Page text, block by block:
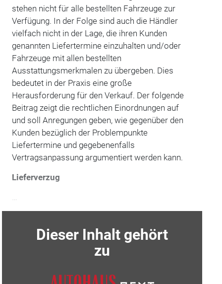
stehen nicht für alle bestellten Fahrzeuge zur
Verfügung. In der Folge sind auch die Händler
vielfach nicht in der Lage, die ihren Kunden
genannten Liefertermine einzuhalten und/oder
Fahrzeuge mit allen bestellten
Ausstattungsmerkmalen zu übergeben. Dies
bedeutet in der Praxis eine große
Herausforderung für den Verkauf. Der folgende
Beitrag zeigt die rechtlichen Einordnungen auf
und soll Anregungen geben, wie gegenüber den
Kunden bezüglich der Problempunkte
Liefertermine und gegebenenfalls
Vertragsanpassung argumentiert werden kann.
Lieferverzug
Dieser Inhalt gehört
zu